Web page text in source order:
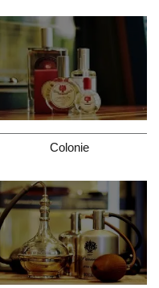
Colonie